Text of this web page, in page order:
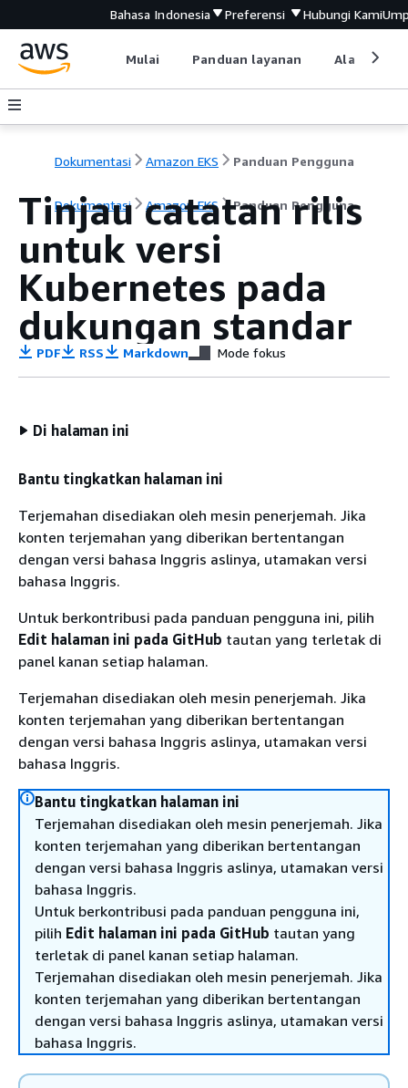
Bahasa Indonesia Preferensi Hubungi Kami
Mulai Panduan layanan Alat
Dokumentasi Amazon EKS Panduan Pengguna
Dokumentasi Amazon EKS Panduan Pengguna
Tinjau catatan rilis
untuk versi
Kubernetes pada
dukungan standar
PDF RSS Markdown Mode fokus
Di halaman ini
Bantu tingkatkan halaman ini
Terjemahan disediakan oleh mesin penerjemah. Jika
konten terjemahan yang diberikan bertentangan
dengan versi bahasa Inggris aslinya, utamakan versi
bahasa Inggris.
Untuk berkontribusi pada panduan pengguna ini, pilih
Edit halaman ini pada GitHub tautan yang terletak di
panel kanan setiap halaman.
Terjemahan disediakan oleh mesin penerjemah. Jika
konten terjemahan yang diberikan bertentangan
dengan versi bahasa Inggris aslinya, utamakan versi
bahasa Inggris.
Bantu tingkatkan halaman ini
Terjemahan disediakan oleh mesin penerjemah. Jika
konten terjemahan yang diberikan bertentangan
dengan versi bahasa Inggris aslinya, utamakan versi
bahasa Inggris.
Untuk berkontribusi pada panduan pengguna ini,
pilih Edit halaman ini pada GitHub tautan yang
terletak di panel kanan setiap halaman.
Terjemahan disediakan oleh mesin penerjemah. Jika
konten terjemahan yang diberikan bertentangan
dengan versi bahasa Inggris aslinya, utamakan versi
bahasa Inggris.